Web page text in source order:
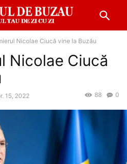
Nicolae Ciucă vine la Buzău
Nicolae Ciucă
15, 2022 0
88